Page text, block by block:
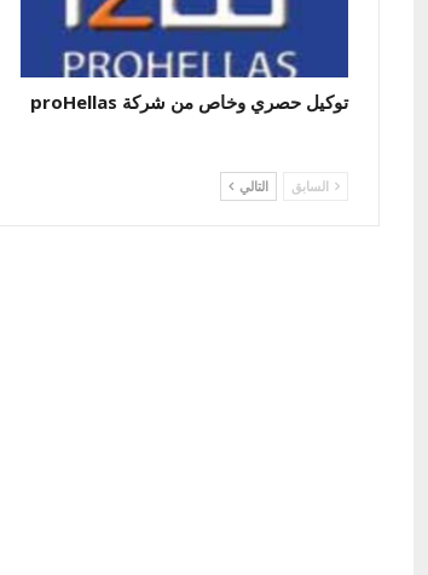
توكيل حصري وخاص من شركة proHellas
السابق التالي